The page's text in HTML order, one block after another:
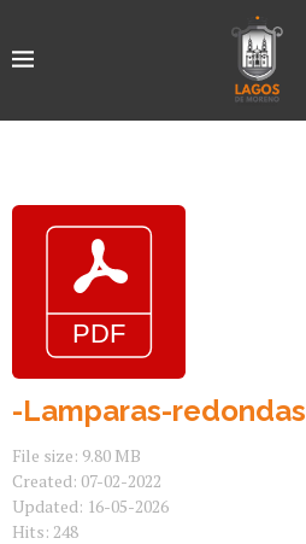
-Lamparas-redondas
File size: 9.80 MB
Created: 07-02-2022
Updated: 16-05-2026
Hits: 248